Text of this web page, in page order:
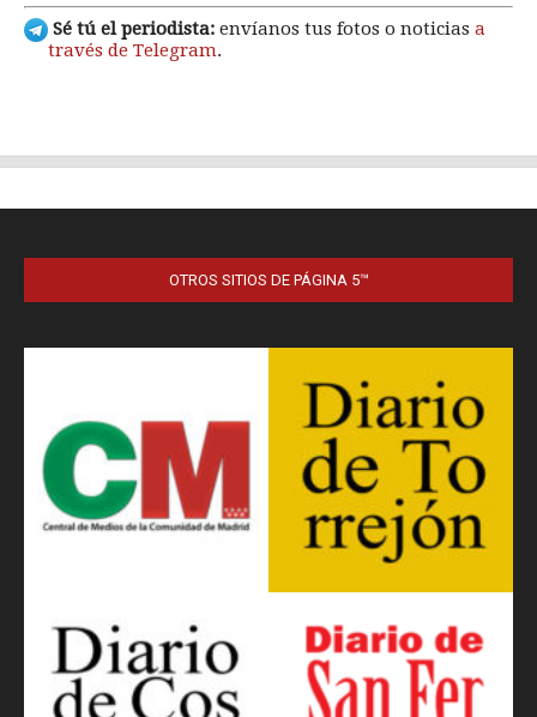
OTROS SITIOS DE PÁGINA 5™